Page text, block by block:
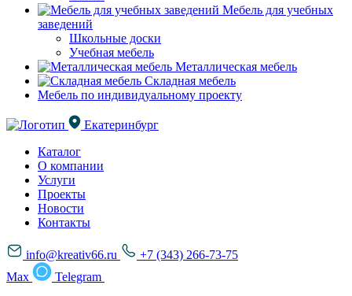
Мебель для учебных
заведений
Школьные доски
Учебная мебель
Металлическая мебель
Складная мебель
Мебель по индивидуальному проекту
Екатеринбург
Каталог
О компании
Услуги
Проекты
Новости
Контакты
info@kreativ66.ru
+7 (343) 266-73-75
Max
Telegram